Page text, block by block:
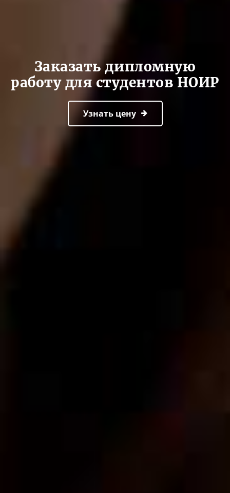
Заказать дипломную
работу для студентов НОИР
Узнать цену